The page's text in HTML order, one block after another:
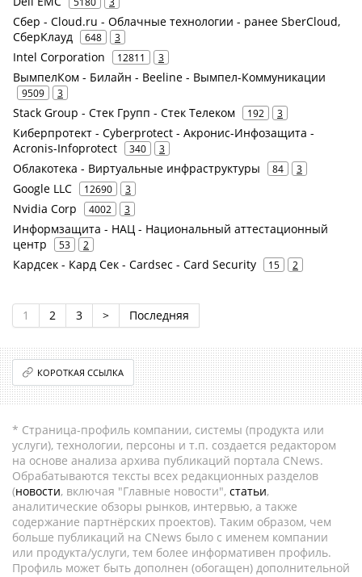
Сбер - Cloud.ru - Облачные технологии - ранее SberCloud,
СберКлауд
648 3
Intel Corporation 12811 3
ВымпелКом - Билайн - Beeline - Вымпел-Коммуникации
9509 3
Stack Group - Стек Групп - Стек Телеком 192 3
Киберпротект - Cyberprotect - Акронис-Инфозащита -
Acronis-Infoprotect
340 3
Облакотека - Виртуальные инфраструктуры 84 3
Google LLC 12690 3
Nvidia Corp 4002 3
Информзащита - НАЦ - Национальный аттестационный
центр
53 2
Кардсек - Кард Сек - Cardsec - Card Security 15 2
1 2 3 > Последняя
КОРОТКАЯ ССЫЛКА
* Страница-профиль компании, системы (продукта или
услуги), технологии, персоны и т.п. создается редактором
на основе анализа архива публикаций портала CNews.
Обрабатываются тексты всех редакционных разделов
(новости, включая "Главные новости", статьи,
аналитические обзоры рынков, интервью, а также
содержание партнёрских проектов). Таким образом, чем
больше публикаций на CNews было с именем компании
или продукта/услуги, тем более информативен профиль.
Профиль может быть дополнен (обогащен) дополнительной